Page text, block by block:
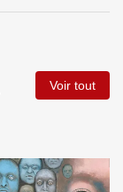
Voir tout